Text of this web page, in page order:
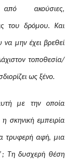
από ακούσιες,
του δρόμου. Και
να μην έχει βρεθεί
τοποθεσία/
ως ξένο.
με την οποία
σκηνική εμπειρία
τρυφερή αφή, μια
Τη δυσχερή θέση